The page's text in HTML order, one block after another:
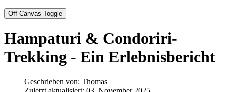
Off-Canvas Toggle
Hampaturi & Condoriri-
Trekking - Ein Erlebnisbericht
Geschrieben von: Thomas